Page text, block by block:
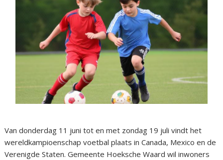
Van donderdag 11 juni tot en met zondag 19 juli vindt het
wereldkampioenschap voetbal plaats in Canada, Mexico en de
Verenigde Staten. Gemeente Hoeksche Waard wil inwoners